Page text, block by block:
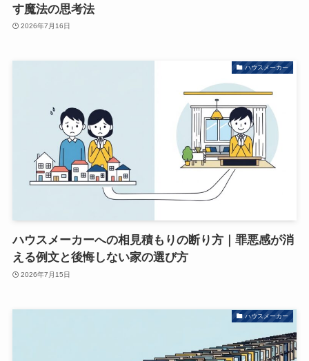
す魔法の思考法
2026年7月16日
ハウスメーカー
ハウスメーカーへの相見積もりの断り方｜罪悪感が消
える例文と後悔しない家の選び方
2026年7月15日
ハウスメーカー